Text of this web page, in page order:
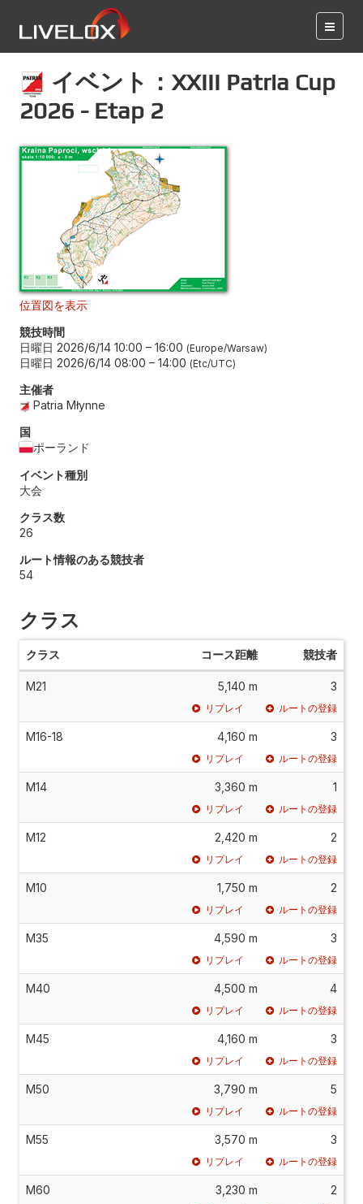
イベント：XXIII Patria Cup
2026 - Etap 2
位置図を表示
競技時間
日曜日 2026/6/14 10:00 – 16:00 Europe/Warsaw
日曜日 2026/6/14 08:00 – 14:00 Etc/UTC
主催者
Patria Młynne
国
ポーランド
イベント種別
大会
クラス数
26
ルート情報のある競技者
54
クラス
クラス コース距離 競技者
M21 5,140 m 3
リプレイ ルートの登録
M16-18 4,160 m 3
リプレイ ルートの登録
M14 3,360 m 1
リプレイ ルートの登録
M12 2,420 m 2
リプレイ ルートの登録
M10 1,750 m 2
リプレイ ルートの登録
M35 4,590 m 3
リプレイ ルートの登録
M40 4,500 m 4
リプレイ ルートの登録
M45 4,160 m 3
リプレイ ルートの登録
M50 3,790 m 5
リプレイ ルートの登録
M55 3,570 m 3
リプレイ ルートの登録
M60 3,230 m 2